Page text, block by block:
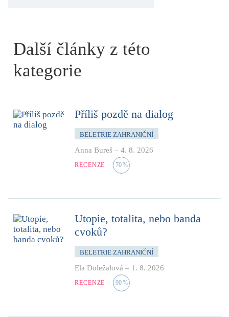
Další články z této
kategorie
Příliš pozdě na dialog
BELETRIE ZAHRANIČNÍ
Anna Bureš – 4. 8. 2026
RECENZE 70%
Utopie, totalita, nebo banda
cvoků?
BELETRIE ZAHRANIČNÍ
Ela Doležalová – 1. 8. 2026
RECENZE 90%